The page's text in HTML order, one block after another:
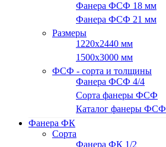
Фанера ФСФ 18 мм
Фанера ФСФ 21 мм
Размеры
1220х2440 мм
1500х3000 мм
ФСФ - сорта и толщины
Фанера ФСФ 4/4
Сорта фанеры ФСФ
Каталог фанеры ФСФ
Фанера ФК
Сорта
Фанера ФК 1/2